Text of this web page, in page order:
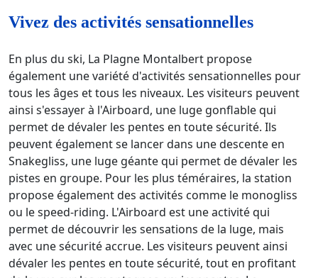
Vivez des activités sensationnelles
En plus du ski, La Plagne Montalbert propose
également une variété d'activités sensationnelles pour
tous les âges et tous les niveaux. Les visiteurs peuvent
ainsi s'essayer à l'Airboard, une luge gonflable qui
permet de dévaler les pentes en toute sécurité. Ils
peuvent également se lancer dans une descente en
Snakegliss, une luge géante qui permet de dévaler les
pistes en groupe. Pour les plus téméraires, la station
propose également des activités comme le monogliss
ou le speed-riding. L'Airboard est une activité qui
permet de découvrir les sensations de la luge, mais
avec une sécurité accrue. Les visiteurs peuvent ainsi
dévaler les pentes en toute sécurité, tout en profitant